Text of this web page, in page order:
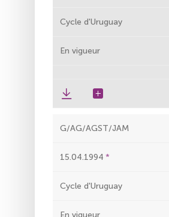
Cycle d'Uruguay
En vigueur
G/AG/AGST/JAM
15.04.1994
Cycle d'Uruguay
En vigueur